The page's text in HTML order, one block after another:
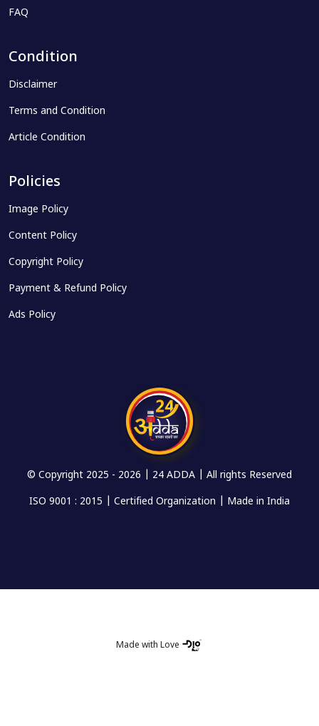
FAQ
Condition
Disclaimer
Terms and Condition
Article Condition
Policies
Image Policy
Content Policy
Copyright Policy
Payment & Refund Policy
Ads Policy
© Copyright 2025 - 2026 | 24 ADDA | All rights Reserved
ISO 9001 : 2015 | Certified Organization | Made in India
Made with Love